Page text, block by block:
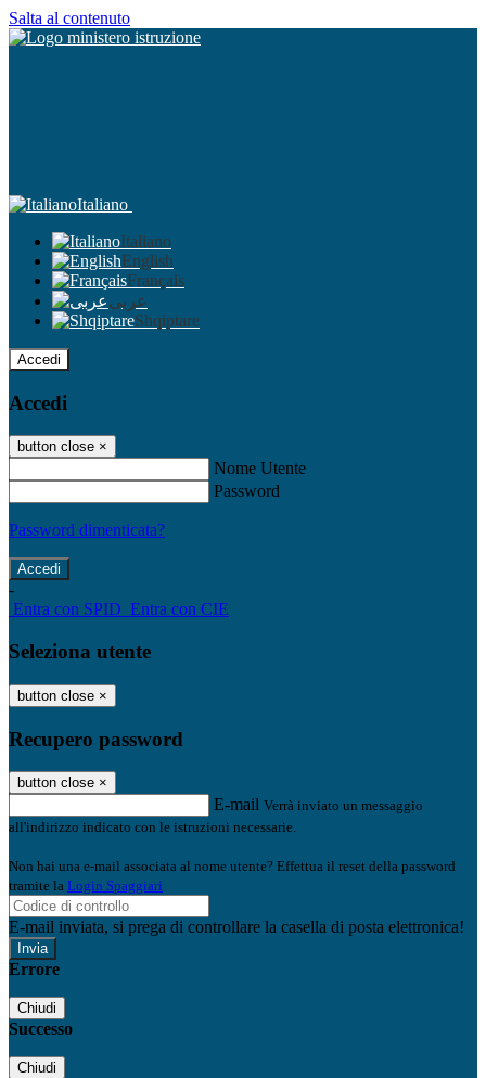
Salta al contenuto
Italiano
Italiano
English
Français
عربى
Shqiptare
Accedi
Accedi
button close ×
Nome Utente
Password
Password dimenticata?
-
Entra con SPID Entra con CIE
Seleziona utente
button close ×
Recupero password
button close ×
E-mail Verrà inviato un messaggio
all'indirizzo indicato con le istruzioni necessarie.
Non hai una e-mail associata al nome utente? Effettua il reset della password
tramite la Login Spaggiari
E-mail inviata, si prega di controllare la casella di posta elettronica!
Errore
Chiudi
Successo
Chiudi